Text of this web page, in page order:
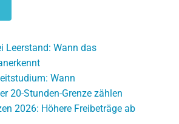
Leerstand: Wann das
Wann
20-Stunden-Grenze zählen
2026: Höhere Freibeträge ab